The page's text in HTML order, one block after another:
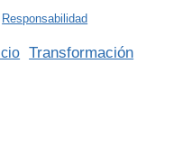
Responsabilidad
Transformación